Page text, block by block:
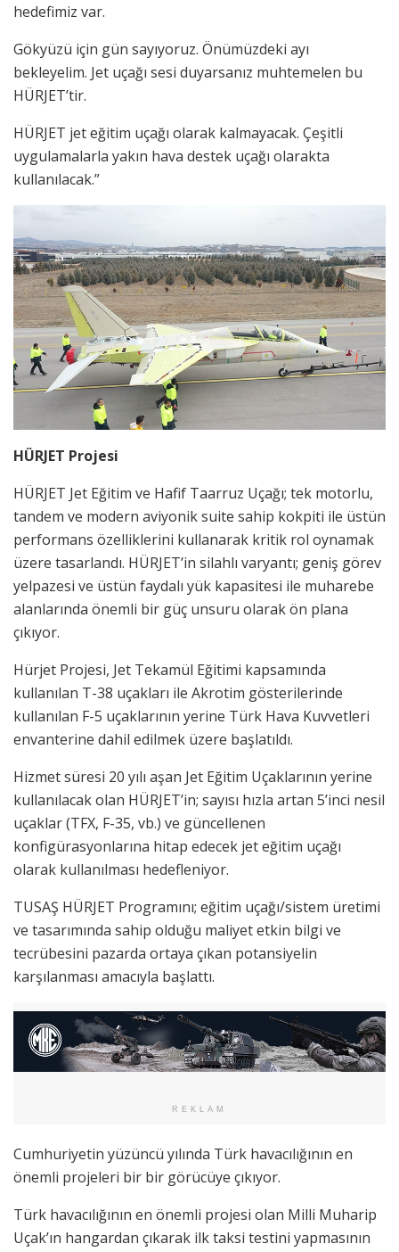
hedefimiz var.
Gökyüzü için gün sayıyoruz. Önümüzdeki ayı
bekleyelim. Jet uçağı sesi duyarsanız muhtemelen bu
HÜRJET’tir.
HÜRJET jet eğitim uçağı olarak kalmayacak. Çeşitli
uygulamalarla yakın hava destek uçağı olarakta
kullanılacak.”
HÜRJET Projesi
HÜRJET Jet Eğitim ve Hafif Taarruz Uçağı; tek motorlu,
tandem ve modern aviyonik suite sahip kokpiti ile üstün
performans özelliklerini kullanarak kritik rol oynamak
üzere tasarlandı. HÜRJET’in silahlı varyantı; geniş görev
yelpazesi ve üstün faydalı yük kapasitesi ile muharebe
alanlarında önemli bir güç unsuru olarak ön plana
çıkıyor.
Hürjet Projesi, Jet Tekamül Eğitimi kapsamında
kullanılan T-38 uçakları ile Akrotim gösterilerinde
kullanılan F-5 uçaklarının yerine Türk Hava Kuvvetleri
envanterine dahil edilmek üzere başlatıldı.
Hizmet süresi 20 yılı aşan Jet Eğitim Uçaklarının yerine
kullanılacak olan HÜRJET’in; sayısı hızla artan 5’inci nesil
uçaklar (TFX, F-35, vb.) ve güncellenen
konfigürasyonlarına hitap edecek jet eğitim uçağı
olarak kullanılması hedefleniyor.
TUSAŞ HÜRJET Programını; eğitim uçağı/sistem üretimi
ve tasarımında sahip olduğu maliyet etkin bilgi ve
tecrübesini pazarda ortaya çıkan potansiyelin
karşılanması amacıyla başlattı.
REKLAM
Cumhuriyetin yüzüncü yılında Türk havacılığının en
önemli projeleri bir bir görücüye çıkıyor.
Türk havacılığının en önemli projesi olan Milli Muharip
Uçak’ın hangardan çıkarak ilk taksi testini yapmasının